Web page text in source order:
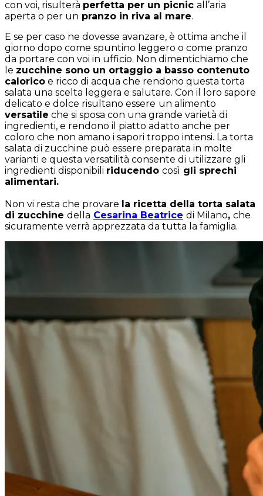
con voi, risulterà perfetta per un picnic all’aria
aperta o per un pranzo in riva al mare.
E se per caso ne dovesse avanzare, è ottima anche il
giorno dopo come spuntino leggero o come pranzo
da portare con voi in ufficio. Non dimentichiamo che
le zucchine sono un ortaggio a basso contenuto
calorico e ricco di acqua che rendono questa torta
salata una scelta leggera e salutare. Con il loro sapore
delicato e dolce risultano essere un alimento
versatile che si sposa con una grande varietà di
ingredienti, e rendono il piatto adatto anche per
coloro che non amano i sapori troppo intensi. La torta
salata di zucchine può essere preparata in molte
varianti e questa versatilità consente di utilizzare gli
ingredienti disponibili riducendo così gli sprechi
alimentari.
Non vi resta che provare la ricetta della torta salata
di zucchine della Cesarina Beatrice di Milano, che
sicuramente verrà apprezzata da tutta la famiglia.